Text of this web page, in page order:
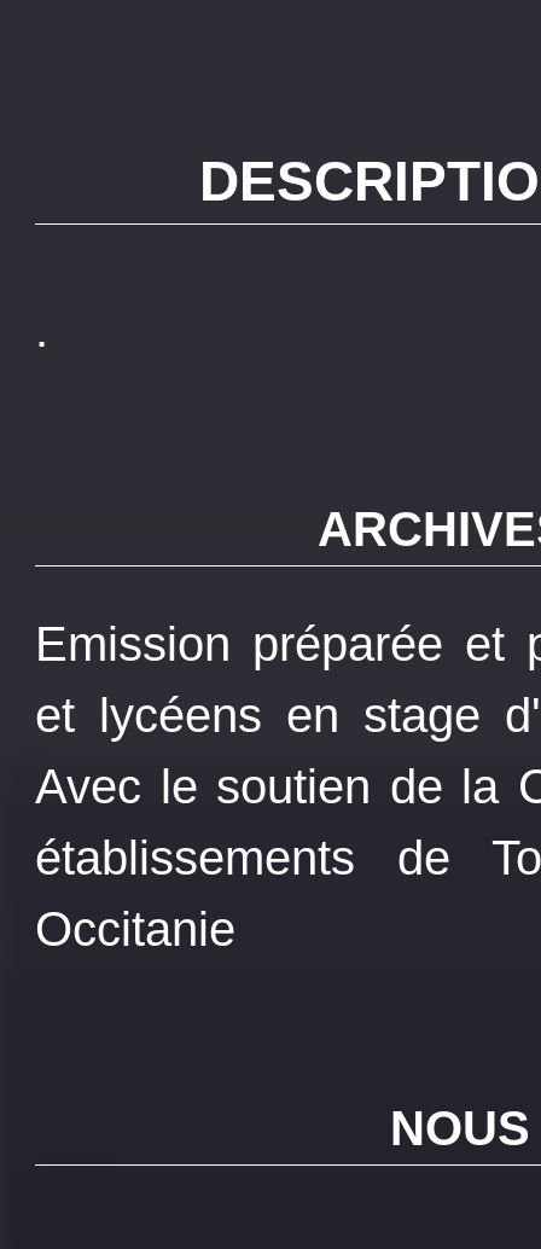
.
Emission préparée et
et lycéens en stage
Avec le soutien de la
établissements de
Occitanie